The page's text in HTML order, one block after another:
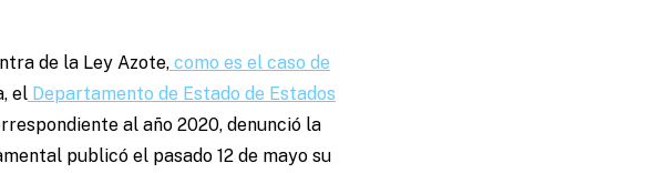
de la Ley Azote, como es el caso de
el Departamento de Estado de Estados
al año 2020, denunció la
publicó el pasado 12 de mayo su